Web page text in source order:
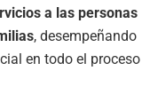
a las personas
, desempeñando
en todo el proceso